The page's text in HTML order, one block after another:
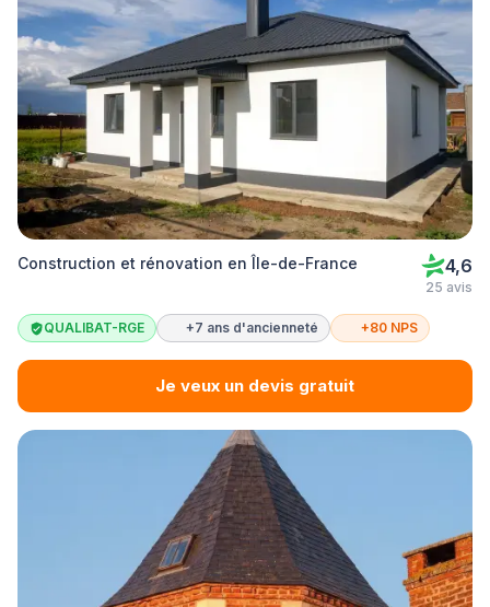
Construction et rénovation en Île-de-France 4,6
25 avis
QUALIBAT-RGE +7 ans d'ancienneté +80 NPS
Je veux un devis gratuit